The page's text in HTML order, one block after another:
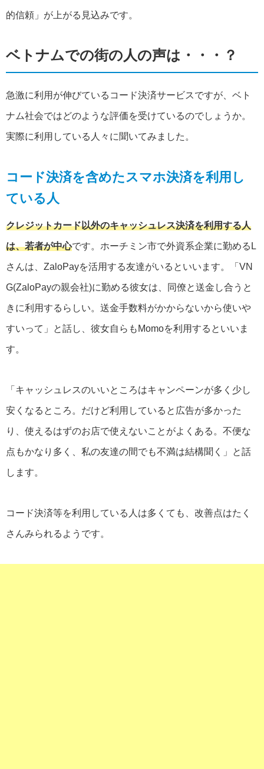
的信頼」が上がる見込みです。
ベトナムでの街の人の声は・・・？
急激に利用が伸びているコード決済サービスですが、ベト
ナム社会ではどのような評価を受けているのでしょうか。
実際に利用している人々に聞いてみました。
コード決済を含めたスマホ決済を利用し
ている人
クレジットカード以外のキャッシュレス決済を利用する人
は、若者が中心です。ホーチミン市で外資系企業に勤めるL
さんは、ZaloPayを活用する友達がいるといいます。「VN
G(ZaloPayの親会社)に勤める彼女は、同僚と送金し合うと
きに利用するらしい。送金手数料がかからないから使いや
すいって」と話し、彼女自らもMomoを利用するといいま
す。
「キャッシュレスのいいところはキャンペーンが多く少し
安くなるところ。だけど利用していると広告が多かった
り、使えるはずのお店で使えないことがよくある。不便な
点もかなり多く、私の友達の間でも不満は結構聞く」と話
します。
コード決済等を利用している人は多くても、改善点はたく
さんみられるようです。